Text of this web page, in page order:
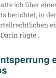
ich über
berich­tet, in
rügte…